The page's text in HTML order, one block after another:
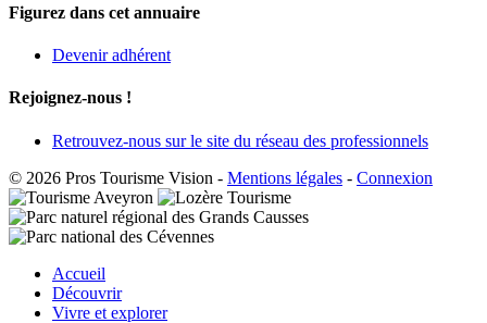
Figurez dans cet annuaire
Devenir adhérent
Rejoignez-nous !
Retrouvez-nous sur le site du réseau des professionnels
© 2026 Pros Tourisme Vision - Mentions légales - Connexion
Accueil
Découvrir
Vivre et explorer